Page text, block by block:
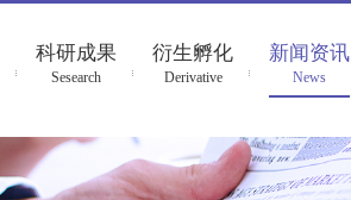
科研成果
Sesearch
衍生孵化
Derivative
新闻资讯
News